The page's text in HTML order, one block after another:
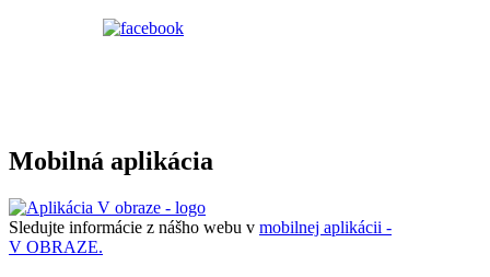
Mobilná aplikácia
Sledujte informácie z nášho webu v mobilnej aplikácii -
V OBRAZE.